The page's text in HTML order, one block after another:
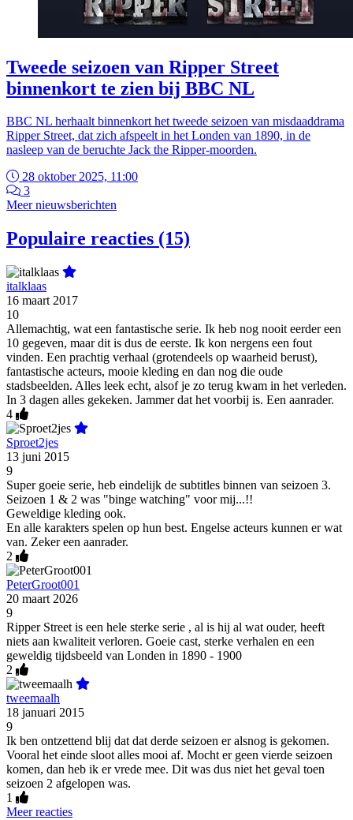
Tweede seizoen van Ripper Street
binnenkort te zien bij BBC NL
BBC NL herhaalt binnenkort het tweede seizoen van misdaaddrama
Ripper Street, dat zich afspeelt in het Londen van 1890, in de
nasleep van de beruchte Jack the Ripper-moorden.
28 oktober 2025, 11:00
3
Meer nieuwsberichten
Populaire reacties (15)
italklaas
16 maart 2017
10
Allemachtig, wat een fantastische serie. Ik heb nog nooit eerder een
10 gegeven, maar dit is dus de eerste. Ik kon nergens een fout
vinden. Een prachtig verhaal (grotendeels op waarheid berust),
fantastische acteurs, mooie kleding en dan nog die oude
stadsbeelden. Alles leek echt, alsof je zo terug kwam in het verleden.
In 3 dagen alles gekeken. Jammer dat het voorbij is. Een aanrader.
4
Sproet2jes
13 juni 2015
9
Super goeie serie, heb eindelijk de subtitles binnen van seizoen 3.
Seizoen 1 & 2 was "binge watching" voor mij...!!
Geweldige kleding ook.
En alle karakters spelen op hun best. Engelse acteurs kunnen er wat
van. Zeker een aanrader.
2
PeterGroot001
20 maart 2026
9
Ripper Street is een hele sterke serie , al is hij al wat ouder, heeft
niets aan kwaliteit verloren. Goeie cast, sterke verhalen en een
geweldig tijdsbeeld van Londen in 1890 - 1900
2
tweemaalh
18 januari 2015
9
Ik ben ontzettend blij dat dat derde seizoen er alsnog is gekomen.
Vooral het einde sloot alles mooi af. Mocht er geen vierde seizoen
komen, dan heb ik er vrede mee. Dit was dus niet het geval toen
seizoen 2 afgelopen was.
1
Meer reacties